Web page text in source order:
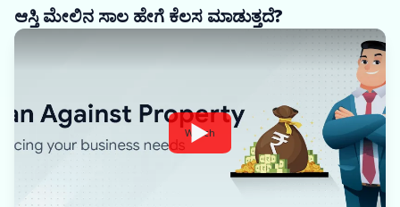
ಆಸ್ತಿ ಮೇಲಿನ ಸಾಲ ಹೇಗೆ ಕೆಲಸ ಮಾಡುತ್ತದೆ?
Watch